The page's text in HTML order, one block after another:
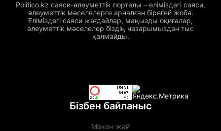
Politico.kz саяси-әлеуметтік порталы – еліміздегі саяси,
әлеуметтік мәселелерге арналған бірегей жоба.
Еліміздегі саяси жағдайлар, маңызды оқиғалар,
әлеуметтік мәселелер біздің назарымыздан тыс
қалмайды.
Бізбен байланыс
Мекен-жай